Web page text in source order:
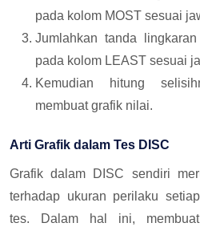
pada kolom MOST sesuai
Jumlahkan tanda
pada kolom LEAST sesuai
Kemudian hitung
membuat grafik nilai.
Arti Grafik dalam Tes DISC
Grafik dalam DISC sendiri
terhadap ukuran perilaku
tes. Dalam hal ini,